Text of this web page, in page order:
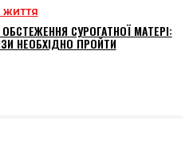
ЖИТТЯ
СУРОГАТНОЇ МАТЕРІ:
НЕОБХІДНО ПРОЙТИ